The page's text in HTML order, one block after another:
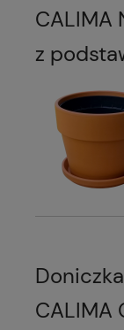
CALIMA
z
CALIMA